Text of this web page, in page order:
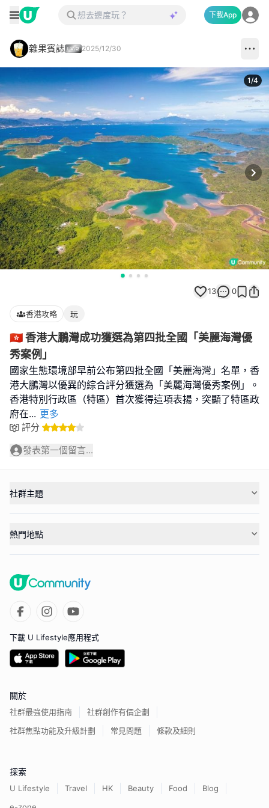
下載App
雜果賓誌 2025/12/30
1/4
13 0
香港攻略 玩
🇭🇰 香港大鵬灣成功獲選為第四批全國「美麗海灣優
秀案例」
國家生態環境部早前公布第四批全國「美麗海灣」名單，香
港大鵬灣以優異的綜合評分獲選為「美麗海灣優秀案例」。
香港特別行政區（特區）首次獲得這項表揚，突顯了特區政
府在... 更多
評分
發表第一個留言...
社群主題
熱門地點
下載 U Lifestyle應用程式
關於
社群最強使用指南
社群創作有價企劃
社群焦點功能及升級計劃
常見問題 條款及細則
探索
U Lifestyle Travel HK Beauty Food
Blog